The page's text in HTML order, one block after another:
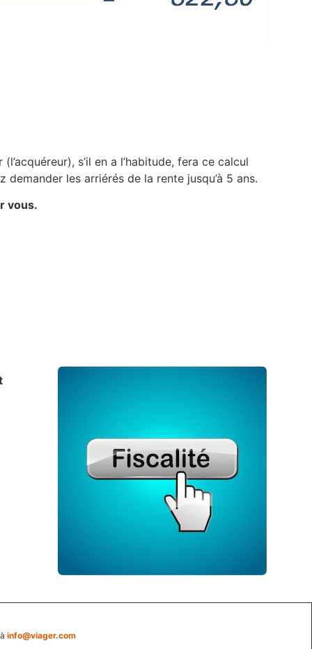
s’il en a l’habitude, fera ce calcul
les arriérés de la rente jusqu’à 5 ans.
vous.
info@viager.com